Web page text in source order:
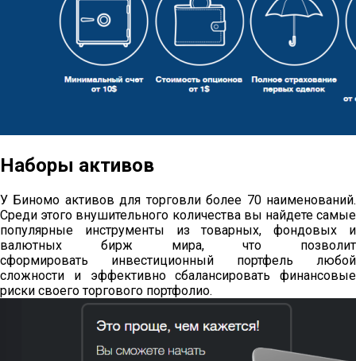
Наборы активов
У Биномо активов для торговли более 70 наименований.
Среди этого внушительного количества вы найдете самые
популярные инструменты из товарных, фондовых и
валютных бирж мира, что позволит
сформировать инвестиционный портфель любой
сложности и эффективно сбалансировать финансовые
риски своего торгового портфолио.